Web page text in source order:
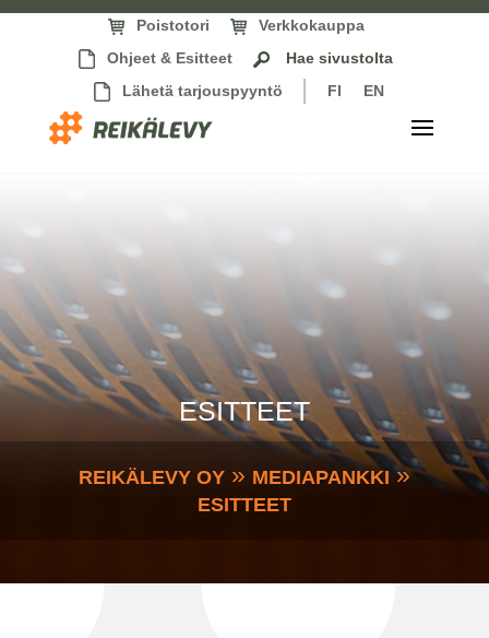
Poistotori
Verkkokauppa
Ohjeet & Esitteet
Hae sivustolta
Lähetä tarjouspyyntö
FI EN
ESITTEET
REIKÄLEVY OY» MEDIAPANKKI»
ESITTEET